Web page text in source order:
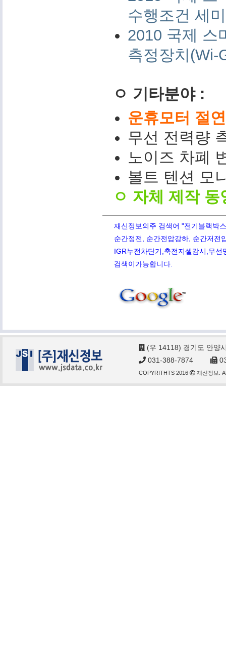
수행조건 세
2010 국제 스
측정장치(Wi-
ㅇ 기타분야 :
운휴모터 절
무선 전력량
노이즈 차폐
볼트 텐션 모
ㅇ 자체 제작
재신정보의주 검색어 "전기블랙박
순간정전, 순간전압강하, 순간저전
IGR누전차단기,축전지셀감시,무
검색이가능합니다.
(우 14118) 경기도 안양
031-388-7874
COPYRITHTS 2016 재신정보.